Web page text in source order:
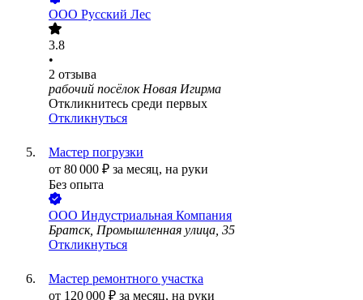
ООО Русский Лес
3.8
•
2 отзыва
рабочий посёлок Новая Игирма
Откликнитесь среди первых
Откликнуться
Мастер погрузки
от 80 000 ₽ за месяц, на руки
Без опыта
ООО Индустриальная Компания
Братск, Промышленная улица, 35
Откликнуться
Мастер ремонтного участка
от 120 000 ₽ за месяц, на руки